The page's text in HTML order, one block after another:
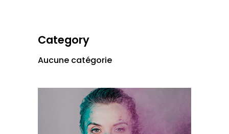
Category
Aucune catégorie